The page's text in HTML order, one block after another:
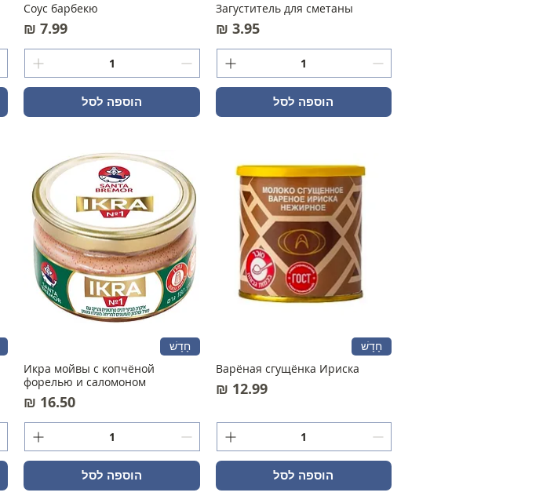
Загуститель для сметаны
מחיר‏3.95 ‏₪
הוספה לסל
Соус барбекю
מחיר
הוספה לסל
חָדָשׁ
Варёная сгущёнка Ириска
מחיר‏12.99 ‏₪
הוספה לסל
חָדָשׁ
Икра мойвы с копчёной
форелью и саломоном
מחיר
הוספה לסל